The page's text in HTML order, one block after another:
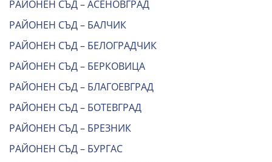
РАЙОНЕН СЪД – АСЕНОВГРАД
РАЙОНЕН СЪД – БАЛЧИК
РАЙОНЕН СЪД – БЕЛОГРАДЧИК
РАЙОНЕН СЪД – БЕРКОВИЦА
РАЙОНЕН СЪД – БЛАГОЕВГРАД
РАЙОНЕН СЪД – БОТЕВГРАД
РАЙОНЕН СЪД – БРЕЗНИК
РАЙОНЕН СЪД – БУРГАС